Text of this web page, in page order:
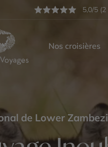
5,0/5
Nos croisières
de Lower Zambezi